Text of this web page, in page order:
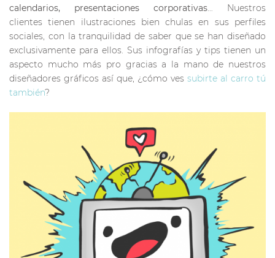
calendarios, presentaciones corporativas… Nuestros
clientes tienen ilustraciones bien chulas en sus perfiles
sociales, con la tranquilidad de saber que se han diseñado
exclusivamente para ellos. Sus infografías y tips tienen un
aspecto mucho más pro gracias a la mano de nuestros
diseñadores gráficos así que, ¿cómo ves subirte al carro tú
también?